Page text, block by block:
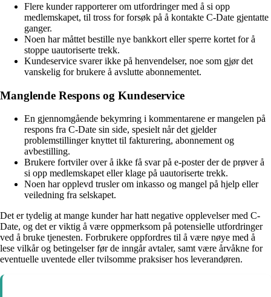
Flere kunder rapporterer om utfordringer med å si opp
medlemskapet, til tross for forsøk på å kontakte C-Date gjentatte
ganger.
Noen har måttet bestille nye bankkort eller sperre kortet for å
stoppe uautoriserte trekk.
Kundeservice svarer ikke på henvendelser, noe som gjør det
vanskelig for brukere å avslutte abonnementet.
Manglende Respons og Kundeservice
En gjennomgående bekymring i kommentarene er mangelen på
respons fra C-Date sin side, spesielt når det gjelder
problemstillinger knyttet til fakturering, abonnement og
avbestilling.
Brukere fortviler over å ikke få svar på e-poster der de prøver å
si opp medlemskapet eller klage på uautoriserte trekk.
Noen har opplevd trusler om inkasso og mangel på hjelp eller
veiledning fra selskapet.
Det er tydelig at mange kunder har hatt negative opplevelser med C-
Date, og det er viktig å være oppmerksom på potensielle utfordringer
ved å bruke tjenesten. Forbrukere oppfordres til å være nøye med å
lese vilkår og betingelser før de inngår avtaler, samt være årvåkne for
eventuelle uventede eller tvilsomme praksiser hos leverandøren.